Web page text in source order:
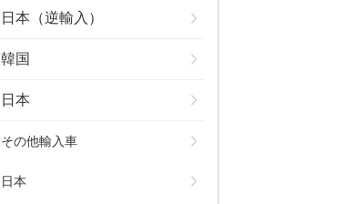
日本（逆輸入）
韓国
日本
その他輸入車
日本